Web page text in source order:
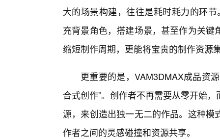
大的场景构建，往往是耗时耗力的环
充背景角色，搭建场景，甚至作为关
缩短制作周期，更能将宝贵的制作资源
更重要的是，VAM3DMAX成品资
合式创作”。创作者不再需要从零开始
源，来创造出独一无二的作品。这种
作者之间的灵感碰撞和资源共享。